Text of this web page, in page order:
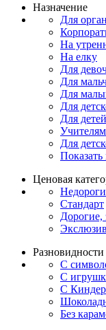
Назначение
Для
На
На елку
Для
Для
Для
Для
Для
Учителям
Для
Показать
Ценовая
Стандарт
Дорогие,
Разновидности
С
С
С Киндер
Без